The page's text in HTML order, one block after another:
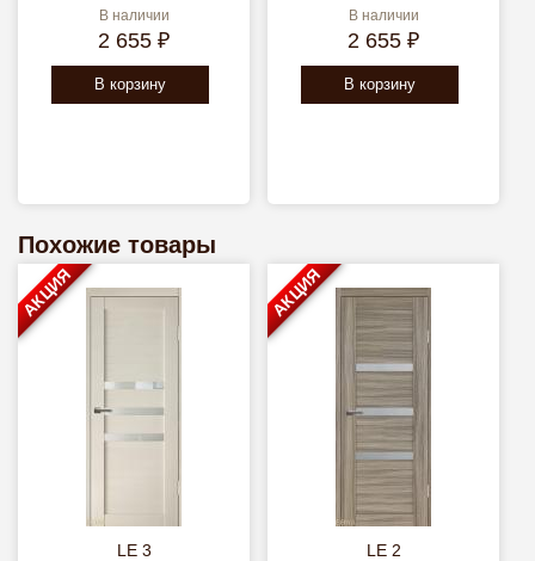
В наличии
2 655 ₽
В корзину
В наличии
2 655 ₽
В корзину
Похожие товары
LE 3
АКЦИЯ
LE 2
АКЦИЯ